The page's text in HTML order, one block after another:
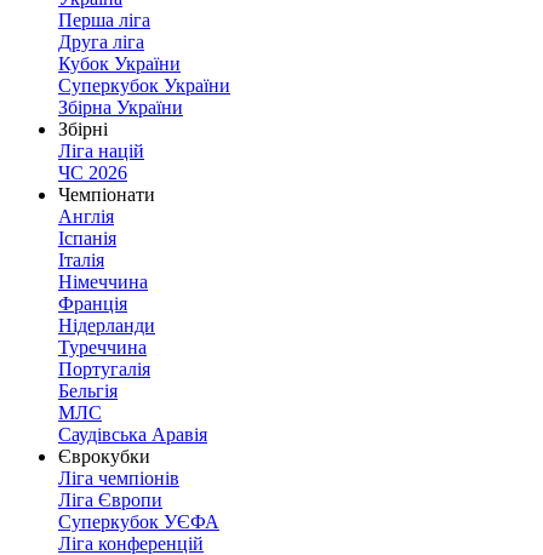
Перша ліга
Друга ліга
Кубок України
Суперкубок України
Збірна України
Збірні
Ліга націй
ЧС 2026
Чемпіонати
Англія
Іспанія
Італія
Німеччина
Франція
Нідерланди
Туреччина
Португалія
Бельгія
МЛС
Саудівська Аравія
Єврокубки
Ліга чемпіонів
Ліга Європи
Суперкубок УЄФА
Ліга конференцій